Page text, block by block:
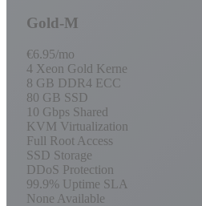
Gold-M
€6.95/mo
4 Xeon Gold Kerne
8 GB DDR4 ECC
80 GB SSD
10 Gbps Shared
KVM Virtualization
Full Root Access
SSD Storage
DDoS Protection
99.9% Uptime SLA
None Available